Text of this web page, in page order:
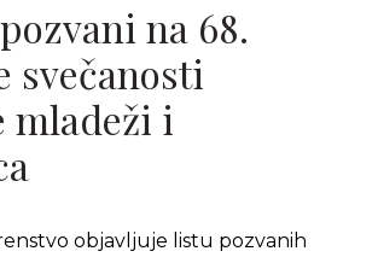
na 68.
svečanosti
mladeži i
objavljuje listu pozvanih